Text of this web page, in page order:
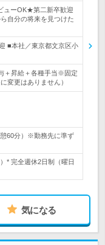
ューOK★第二新卒歓迎
自分の将来を見つけた
■本社／東京都文京区小
＋昇給＋各種手当※固定
変更はありません）
60分）※勤務先に準ず
* 完全週休2日制（曜日
気になる